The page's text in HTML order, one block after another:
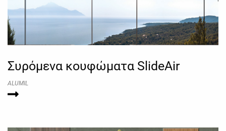
Συρόμενα κουφώματα SlideAir
ALUMIL